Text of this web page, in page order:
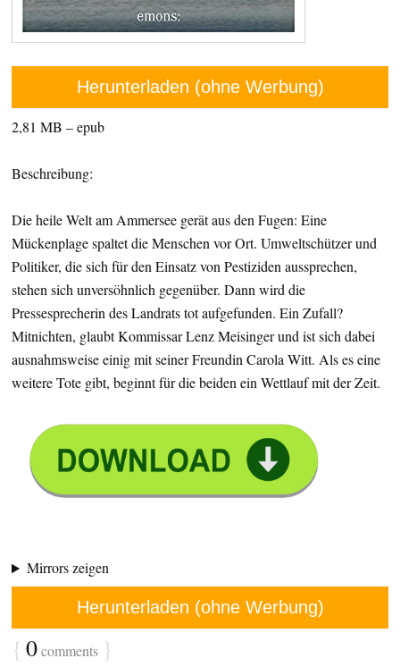
Herunterladen (ohne Werbung)
2,81 MB – epub
Beschreibung:
Die heile Welt am Ammersee gerät aus den Fugen: Eine
Mückenplage spaltet die Menschen vor Ort. Umweltschützer und
Politiker, die sich für den Einsatz von Pestiziden aussprechen,
stehen sich unversöhnlich gegenüber. Dann wird die
Pressesprecherin des Landrats tot aufgefunden. Ein Zufall?
Mitnichten, glaubt Kommissar Lenz Meisinger und ist sich dabei
ausnahmsweise einig mit seiner Freundin Carola Witt. Als es eine
weitere Tote gibt, beginnt für die beiden ein Wettlauf mit der Zeit.
Mirrors zeigen
Herunterladen (ohne Werbung)
{ 0comments }